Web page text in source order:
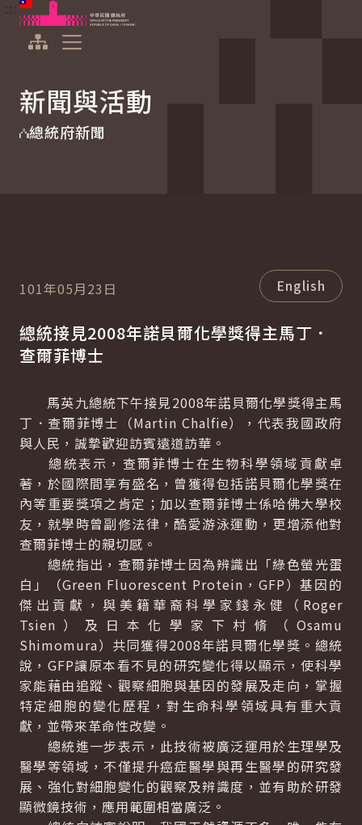
跳到主要內容
中華民國總統府
新聞與活動
總統府新聞
101年05月23日 English
總統接見2008年諾貝爾化學獎得主馬丁．
查爾菲博士
馬英九總統下午接見2008年諾貝爾化學獎得主馬
丁．查爾菲博士（Martin Chalfie），代表我國政府
與人民，誠摯歡迎訪賓遠道訪華。
總統表示，查爾菲博士在生物科學領域貢獻卓
著，於國際間享有盛名，曾獲得包括諾貝爾化學獎在
內等重要獎項之肯定；加以查爾菲博士係哈佛大學校
友，就學時曾副修法律，酷愛游泳運動，更增添他對
查爾菲博士的親切感。
總統指出，查爾菲博士因為辨識出「綠色螢光蛋
白」（Green Fluorescent Protein，GFP）基因的
傑出貢獻，與美籍華裔科學家錢永健（Roger
Tsien）及日本化學家下村脩（Osamu
Shimomura）共同獲得2008年諾貝爾化學獎。總統
說，GFP讓原本看不見的研究變化得以顯示，使科學
家能藉由追蹤、觀察細胞與基因的發展及走向，掌握
特定細胞的變化歷程，對生命科學領域具有重大貢
獻，並帶來革命性改變。
總統進一步表示，此技術被廣泛運用於生理學及
醫學等領域，不僅提升癌症醫學與再生醫學的研究發
展、強化對細胞變化的觀察及辨識度，並有助於研發
顯微鏡技術，應用範圍相當廣泛。